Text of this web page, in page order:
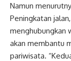
Namun
Peningkatan
menghubungkan
akan membantu
pariwisata.